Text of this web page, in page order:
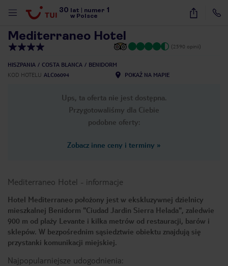
30 lat numer 1
w Polsce
38
Mediterraneo Hotel
(2590 opinii)
HISZPANIA COSTA BLANCA
BENIDORM
KOD HOTELU ALC06094 POKAŻ NA MAPIE
Ups, ta oferta nie jest dostępna.
Przygotowaliśmy dla Ciebie
podobne oferty:
Zobacz inne ceny i terminy »
Mediterraneo Hotel - informacje
Hotel Mediterraneo położony jest w ekskluzywnej dzielnicy
mieszkalnej Benidorm "Ciudad Jardin Sierra Helada", zaledwie
900 m od plaży Levante i kilka metrów od restauracji, barów i
sklepów. W bezpośrednim sąsiedztwie obiektu znajdują się
przystanki komunikacji miejskiej.
Najpopularniejsze udogodnienia: